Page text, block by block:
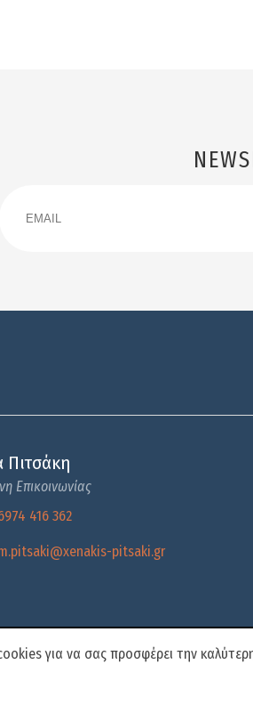
Πιτσάκη
Επικοινωνίας
416 362
pitsaki.gr
για να σας προσφέρει την